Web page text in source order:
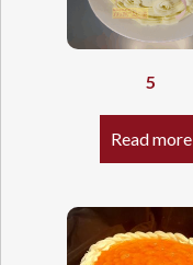
5
Read more